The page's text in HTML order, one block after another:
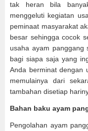
tak heran bila
menggeluti kegiatan
peminaat masyarakat
besar sehingga cocok
usaha ayam panggang
bagi siapa saja yang
Anda berminat dengan
memulainya dari
tambahan disetiap
Bahan baku ayam
Pengolahan ayam